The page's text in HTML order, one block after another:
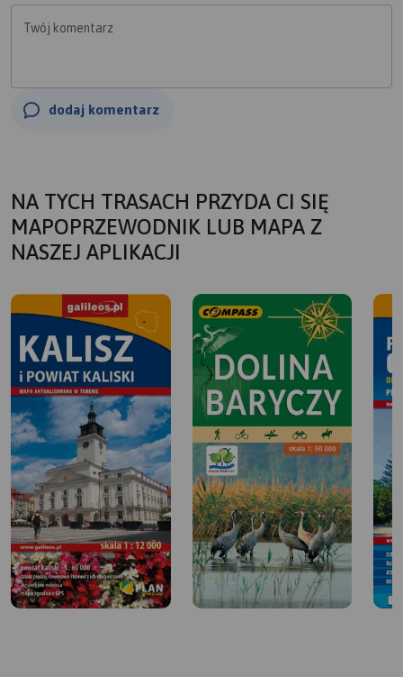
Twój komentarz
dodaj komentarz
NA TYCH TRASACH PRZYDA CI SIĘ
MAPOPRZEWODNIK LUB MAPA Z
NASZEJ APLIKACJI